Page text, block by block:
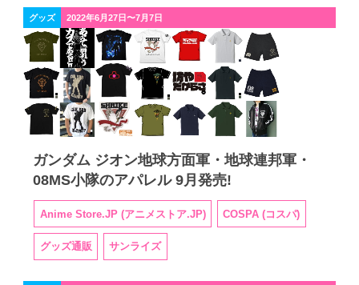
グッズ 2022年6月27日〜7月7日
ガンダム ジオン地球方面軍・地球連邦軍・
08MS小隊のアパレル 9月発売!
Anime Store.JP (アニメストア.JP) COSPA (コスパ)
グッズ通販 サンライズ